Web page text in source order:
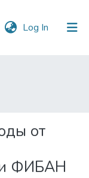
Log In (current)
от
ФИБАН